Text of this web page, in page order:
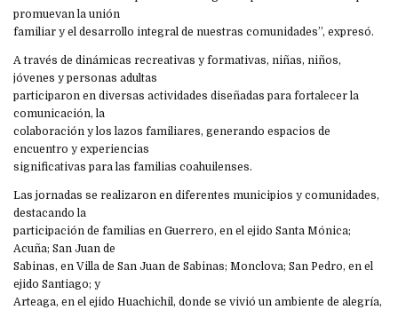
promuevan la unión
familiar y el desarrollo integral de nuestras comunidades”, expresó.
A través de dinámicas recreativas y formativas, niñas, niños,
jóvenes y personas adultas
participaron en diversas actividades diseñadas para fortalecer la
comunicación, la
colaboración y los lazos familiares, generando espacios de
encuentro y experiencias
significativas para las familias coahuilenses.
Las jornadas se realizaron en diferentes municipios y comunidades,
destacando la
participación de familias en Guerrero, en el ejido Santa Mónica;
Acuña; San Juan de
Sabinas, en Villa de San Juan de Sabinas; Monclova; San Pedro, en el
ejido Santiago; y
Arteaga, en el ejido Huachichil, donde se vivió un ambiente de alegría,